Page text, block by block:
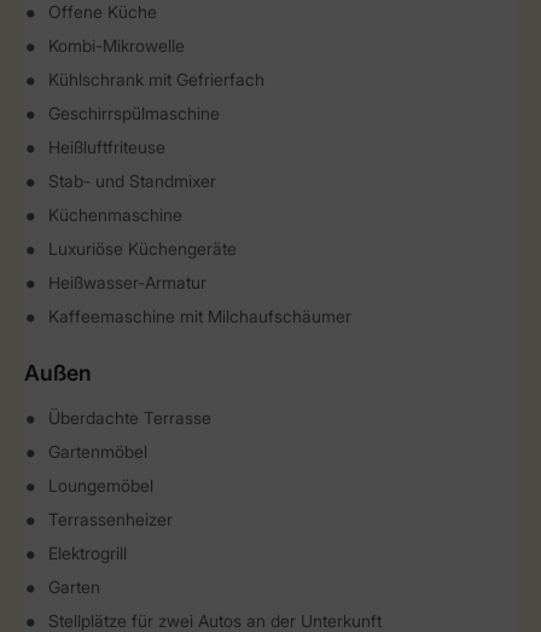
Offene Küche
Kombi-Mikrowelle
Kühlschrank mit Gefrierfach
Geschirrspülmaschine
Heißluftfriteuse
Stab- und Standmixer
Küchenmaschine
Luxuriöse Küchengeräte
Heißwasser-Armatur
Kaffeemaschine mit Milchaufschäumer
Außen
Überdachte Terrasse
Gartenmöbel
Loungemöbel
Terrassenheizer
Elektrogrill
Garten
Stellplätze für zwei Autos an der Unterkunft